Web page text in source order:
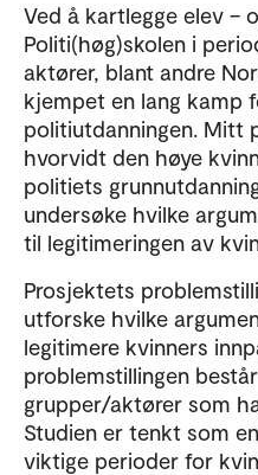
Ved å kartlegge elev –
Politi(høg)skolen i
aktører, blant andre
kjempet en lang kamp
politiutdanningen. Mitt
hvorvidt den høye
politiets
undersøke hvilke
til legitimeringen av
Prosjektets
utforske hvilke
legitimere kvinners
problemstillingen
grupper/aktører som
Studien er tenkt som
viktige perioder for